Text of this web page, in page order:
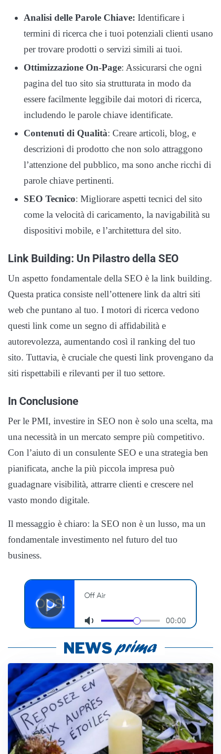
Analisi delle Parole Chiave: Identificare i
termini di ricerca che i tuoi potenziali clienti usano
per trovare prodotti o servizi simili ai tuoi.
Ottimizzazione On-Page: Assicurarsi che ogni
pagina del tuo sito sia strutturata in modo da
essere facilmente leggibile dai motori di ricerca,
includendo le parole chiave identificate.
Contenuti di Qualità: Creare articoli, blog, e
descrizioni di prodotto che non solo attraggono
l’attenzione del pubblico, ma sono anche ricchi di
parole chiave pertinenti.
SEO Tecnico: Migliorare aspetti tecnici del sito
come la velocità di caricamento, la navigabilità su
dispositivi mobile, e l’architettura del sito.
Link Building: Un Pilastro della SEO
Un aspetto fondamentale della SEO è la link building.
Questa pratica consiste nell’ottenere link da altri siti
web che puntano al tuo. I motori di ricerca vedono
questi link come un segno di affidabilità e
autorevolezza, aumentando così il ranking del tuo
sito. Tuttavia, è cruciale che questi link provengano da
siti rispettabili e rilevanti per il tuo settore.
In Conclusione
Per le PMI, investire in SEO non è solo una scelta, ma
una necessità in un mercato sempre più competitivo.
Con l’aiuto di un consulente SEO e una strategia ben
pianificata, anche la più piccola impresa può
guadagnare visibilità, attrarre clienti e crescere nel
vasto mondo digitale.
Il messaggio è chiaro: la SEO non è un lusso, ma un
fondamentale investimento nel futuro del tuo
business.